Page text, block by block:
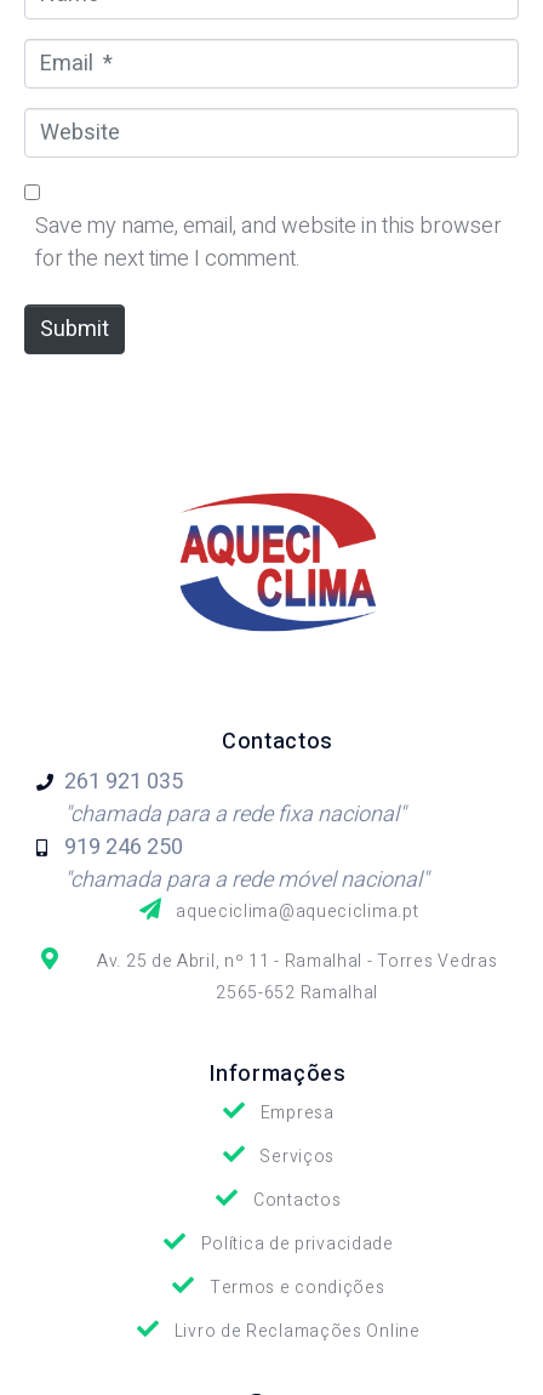
a
m
e
*
m
a
i
l
W
e
b
Save my name, email, and website in this browser
for the next time I comment.
Submit
Contactos
261 921 035
"chamada para a rede fixa nacional"
919 246 250
"chamada para a rede móvel nacional"
aqueciclima@aqueciclima.pt
Av. 25 de Abril, nº 11 - Ramalhal - Torres Vedras
2565-652 Ramalhal
Informações
Empresa
Serviços
Contactos
Política de privacidade
Termos e condições
Livro de Reclamações Online